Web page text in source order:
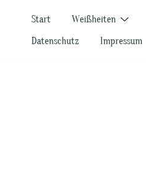
Start Weißheiten
Datenschutz
Impressum